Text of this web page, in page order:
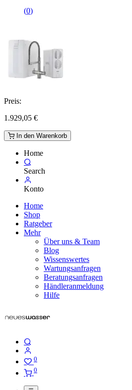
(0)
Preis:
1.929,05 €
In den Warenkorb
Home
Search
Konto
Home
Shop
Ratgeber
Mehr
Über uns & Team
Blog
Wissenswertes
Wartungsanfragen
Beratungsanfragen
Händleranmeldung
Hilfe
0
0